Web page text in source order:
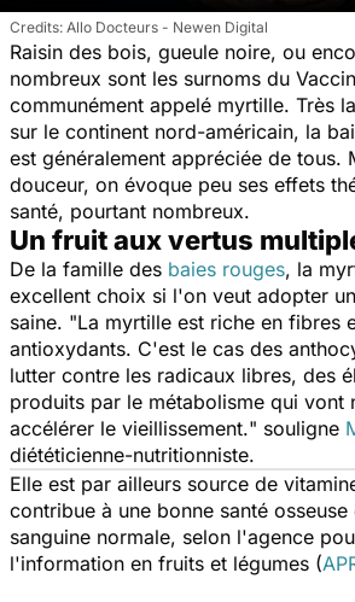
Allo Docteurs - Newen Digital
Raisin des bois, gueule noire, ou
nombreux sont les surnoms du
communément appelé myrtille. Très
sur le continent nord-américain, la
est généralement appréciée de tous.
douceur, on évoque peu ses effets
santé, pourtant nombreux.
Un fruit aux vertus
De la famille des baies rouges, la
excellent choix si l'on veut adopter
saine. "La myrtille est riche en fibres
antioxydants. C'est le cas des
lutter contre les radicaux libres, des
produits par le métabolisme qui vont
accélérer le vieillissement." souligne
diététicienne-nutritionniste.
Elle est par ailleurs source de
contribue à une bonne santé
sanguine normale, selon l'agence
l'information en fruits et légumes (